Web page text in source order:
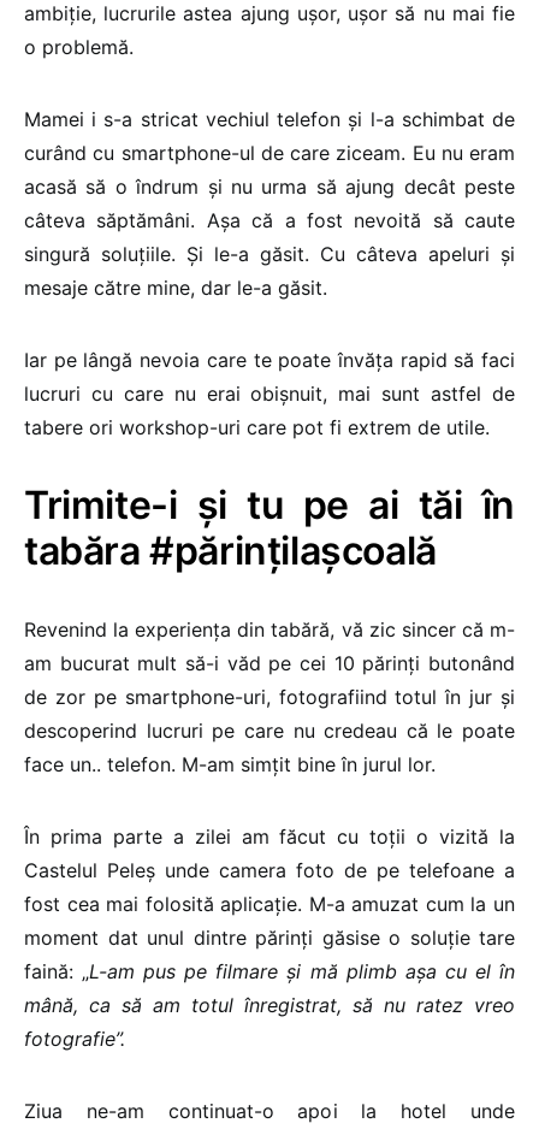
ambiție, lucrurile astea ajung ușor, ușor să nu mai fie
o problemă.
Mamei i s-a stricat vechiul telefon și l-a schimbat de
curând cu smartphone-ul de care ziceam. Eu nu eram
acasă să o îndrum și nu urma să ajung decât peste
câteva săptămâni. Așa că a fost nevoită să caute
singură soluțiile. Și le-a găsit. Cu câteva apeluri și
mesaje către mine, dar le-a găsit.
Iar pe lângă nevoia care te poate învăța rapid să faci
lucruri cu care nu erai obișnuit, mai sunt astfel de
tabere ori workshop-uri care pot fi extrem de utile.
Trimite-i și tu pe ai tăi în
tabăra #părințilașcoală
Revenind la experiența din tabără, vă zic sincer că m-
am bucurat mult să-i văd pe cei 10 părinți butonând
de zor pe smartphone-uri, fotografiind totul în jur și
descoperind lucruri pe care nu credeau că le poate
face un.. telefon. M-am simțit bine în jurul lor.
În prima parte a zilei am făcut cu toții o vizită la
Castelul Peleș unde camera foto de pe telefoane a
fost cea mai folosită aplicație. M-a amuzat cum la un
moment dat unul dintre părinți găsise o soluție tare
faină: „L-am pus pe filmare și mă plimb așa cu el în
mână, ca să am totul înregistrat, să nu ratez vreo
fotografie”.
Ziua ne-am continuat-o apoi la hotel unde